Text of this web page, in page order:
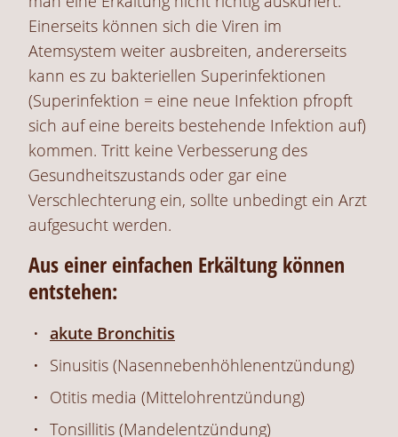
Einerseits können sich die Viren im
Atemsystem weiter ausbreiten, andererseits
kann es zu bakteriellen Superinfektionen
(Superinfektion = eine neue Infektion pfropft
sich auf eine bereits bestehende Infektion auf)
kommen. Tritt keine Verbesserung des
Gesundheitszustands oder gar eine
Verschlechterung ein, sollte unbedingt ein Arzt
aufgesucht werden.
Aus einer einfachen Erkältung können
entstehen:
akute Bronchitis
Sinusitis (Nasennebenhöhlenentzündung)
Otitis media (Mittelohrentzündung)
Tonsillitis (Mandelentzündung)